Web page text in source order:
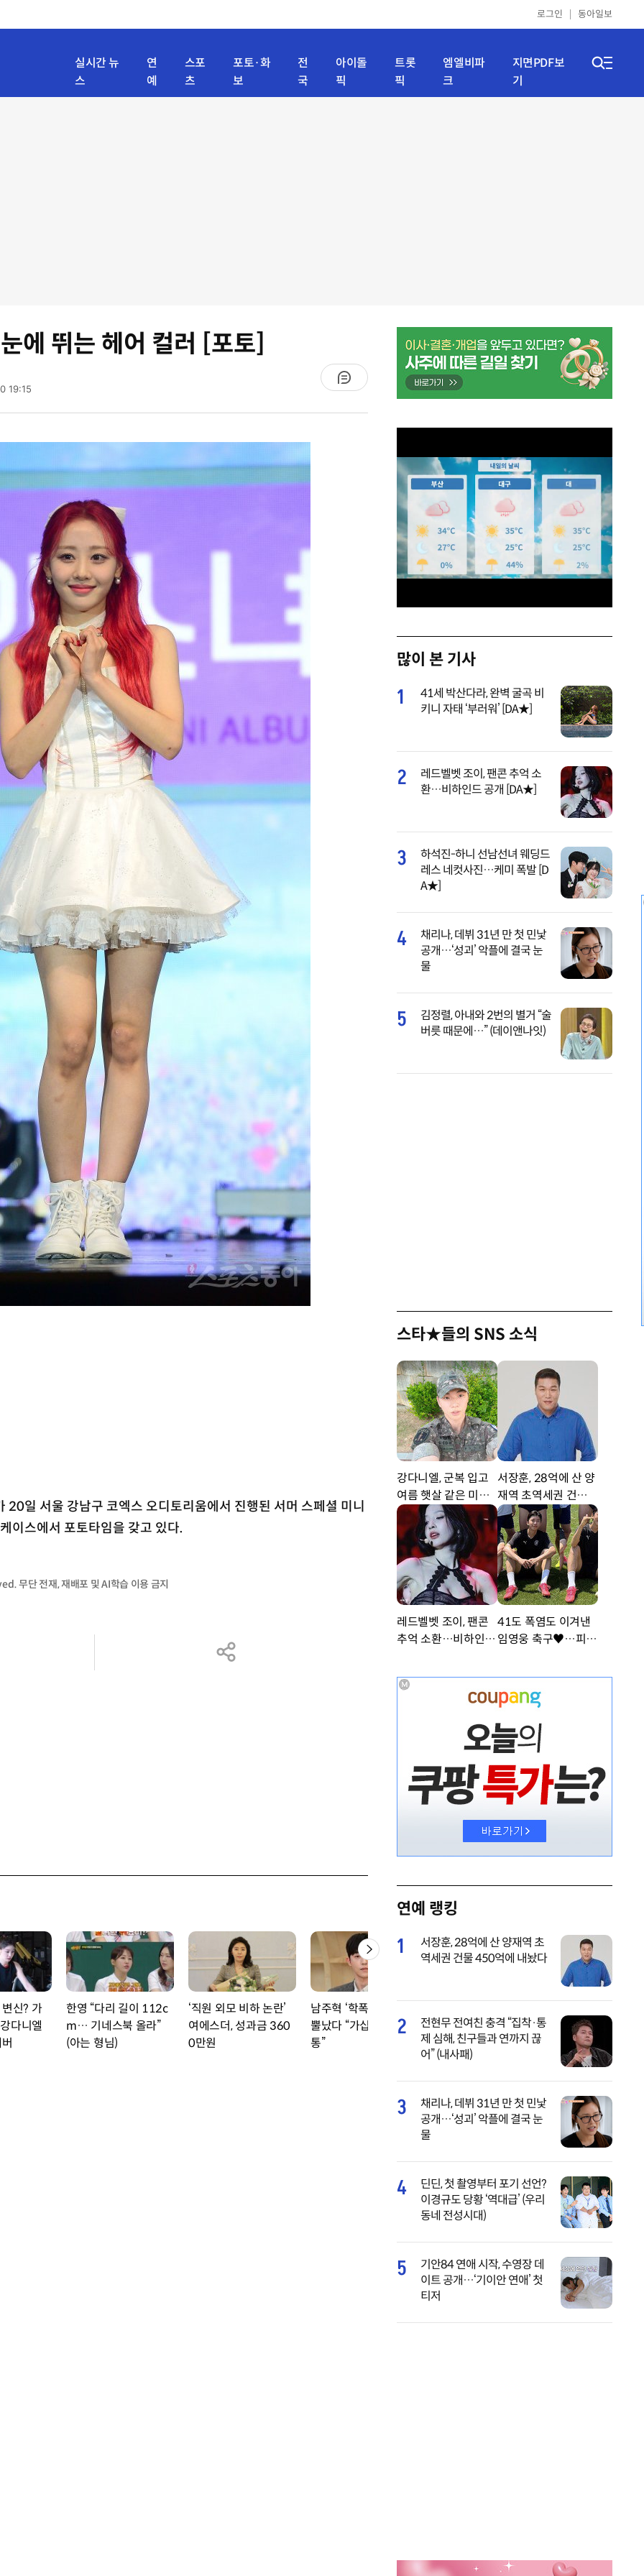
로그인 동아일보
실시간 뉴
스
연
예
스포
츠
포토·화
보
전
국
아이돌
픽
트롯
픽
엠엘비파
크
지면PDF보
기
에 뛰는 헤어 컬러 [포토]
19:15
일 서울 강남구 코엑스 오디토리움에서 진행된 서머 스페셜 미니
이스에서 포토타임을 갖고 있다.
무단 전재, 재배포 및 AI학습 이용 금지
신? 가
다니엘
한영 “다리 길이 112c
m… 기네스북 올라”
(아는 형님)
‘직원 외모 비하 논란’
여에스더, 성과금 360
0만원
남주혁 ‘학폭’ 의혹에
뿔났다 “가십성 루머 고
통”
어…16년 전까지 소환
달만에 폭발…시
노예 발언
t
e
많이 본 기사
1
41세 박산다라, 완벽 굴곡 비
키니 자태 ‘부러워’ [DA★]
2
레드벨벳 조이, 팬콘 추억 소
환…비하인드 공개 [DA★]
3
하석진-하니 선남선녀 웨딩드
레스 네컷사진…케미 폭발 [D
A★]
4
채리나, 데뷔 31년 만 첫 민낯
공개…‘성괴’ 악플에 결국 눈
물
5
김정렬, 아내와 2번의 별거 “술
버릇 때문에…” (데이앤나잇)
스타★들의 SNS 소식
강다니엘, 군복 입고
여름 햇살 같은 미소
‘잘생겼어’ [DA★]
서장훈, 28억에 산 양
재역 초역세권 건물 4
50억에 내놨다
레드벨벳 조이, 팬콘
추억 소환…비하인드
41도 폭염도 이겨낸
임영웅 축구♥…피지
연예 랭킹
1
서장훈, 28억에 산 양재역 초
역세권 건물 450억에 내놨다
2
전현무 전여친 충격 “집착·통
제 심해, 친구들과 연까지 끊
어” (내사패)
3
채리나, 데뷔 31년 만 첫 민낯
공개…‘성괴’ 악플에 결국 눈
물
4
딘딘, 첫 촬영부터 포기 선언?
이경규도 당황 ‘역대급’ (우리
동네 전성시대)
5
기안84 연애 시작, 수영장 데
이트 공개…‘기이안 연애’ 첫
티저